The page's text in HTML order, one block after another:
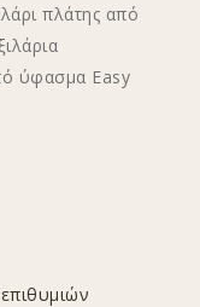
πλάτης από
ύφασμα Easy